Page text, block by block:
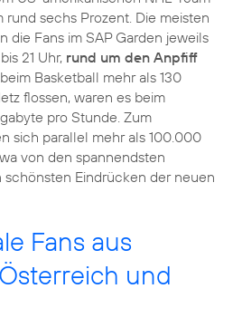
rund sechs Prozent. Die meisten
die Fans im SAP Garden jeweils
21 Uhr, rund um den Anpfiff
Basketball mehr als 130
flossen, waren es beim
pro Stunde. Zum
sich parallel mehr als 100.000
von den spannendsten
Eindrücken der neuen
Fans aus
und